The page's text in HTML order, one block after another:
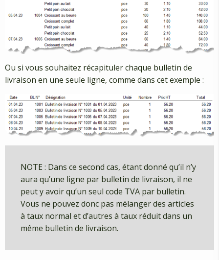
Ou si vous souhaitez récapituler chaque bulletin de
livraison en une seule ligne, comme dans cet exemple :
NOTE : Dans ce second cas, étant donné qu’il n’y
aura qu’une ligne par bulletin de livraison, il ne
peut y avoir qu’un seul code TVA par bulletin.
Vous ne pouvez donc pas mélanger des articles
à taux normal et d’autres à taux réduit dans un
même bulletin de livraison.